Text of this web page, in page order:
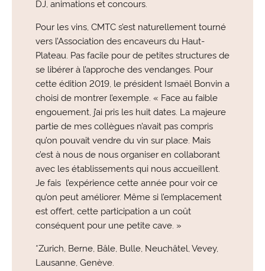
DJ, animations et concours.
Pour les vins, CMTC s’est naturellement tourné
vers l’Association des encaveurs du Haut-
Plateau. Pas facile pour de petites structures de
se libérer à l’approche des vendanges. Pour
cette édition 2019, le président Ismaël Bonvin a
choisi de montrer l’exemple. « Face au faible
engouement, j’ai pris les huit dates. La majeure
partie de mes collègues n’avait pas compris
qu’on pouvait vendre du vin sur place. Mais
c’est à nous de nous organiser en collaborant
avec les établissements qui nous accueillent.
Je fais l’expérience cette année pour voir ce
qu’on peut améliorer. Même si l’emplacement
est offert, cette participation a un coût
conséquent pour une petite cave. »
*Zurich, Berne, Bâle, Bulle, Neuchâtel, Vevey,
Lausanne, Genève.